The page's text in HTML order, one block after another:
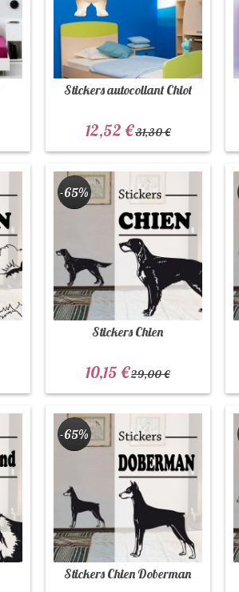
Stickers autocollant Chiot
12,52 €31,30 €
Stickers Chien
-65%
10,15 €29,00 €
Stickers Chien Doberman
-65%